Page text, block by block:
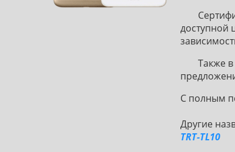
доступной
Также
С полным
Другие
TRT-TL10